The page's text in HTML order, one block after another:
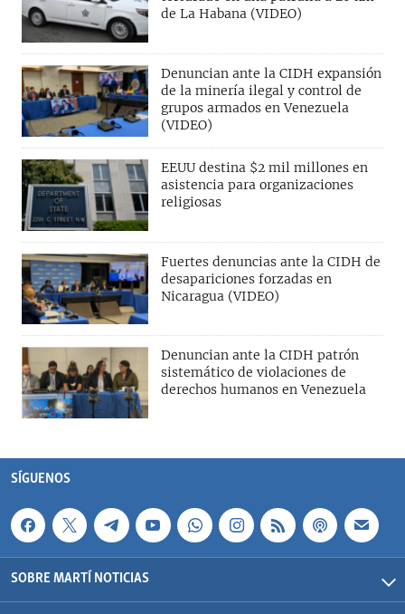
de La Habana (VIDEO)
Denuncian ante la CIDH expansión
de la minería ilegal y control de
grupos armados en Venezuela
(VIDEO)
EEUU destina $2 mil millones en
asistencia para organizaciones
religiosas
Fuertes denuncias ante la CIDH de
desapariciones forzadas en
Nicaragua (VIDEO)
Denuncian ante la CIDH patrón
sistemático de violaciones de
derechos humanos en Venezuela
SÍGUENOS
SOBRE MARTÍ NOTICIAS